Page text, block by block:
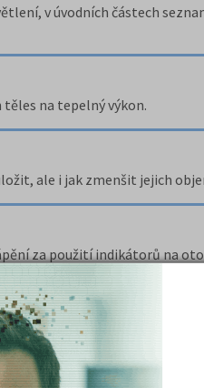
v úvodních částech
na tepelný výkon.
ale i jak zmenšit jejich
za použití indikátorů na